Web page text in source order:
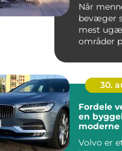
Når
bevæger
mest
områder
30.
Fordele
en
Volvo er